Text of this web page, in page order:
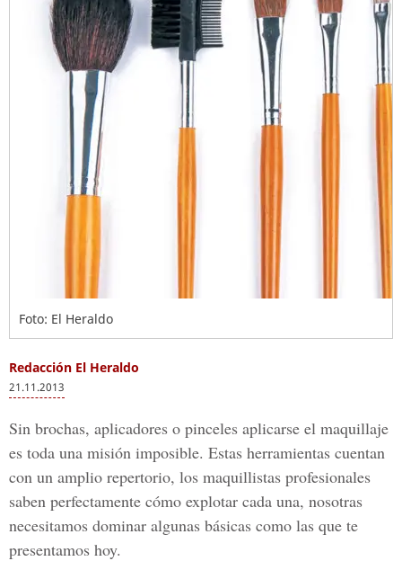
Foto: El Heraldo
Redacción El Heraldo
21.11.2013
Sin brochas, aplicadores o pinceles aplicarse el maquillaje
es toda una misión imposible. Estas herramientas cuentan
con un amplio repertorio, los maquillistas profesionales
saben perfectamente cómo explotar cada una, nosotras
necesitamos dominar algunas básicas como las que te
presentamos hoy.